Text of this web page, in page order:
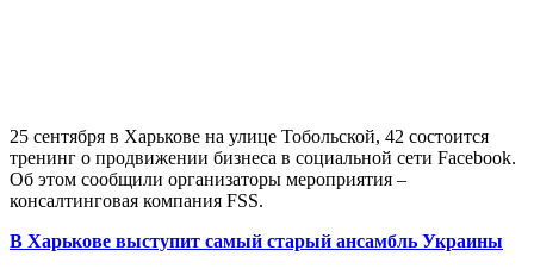
25 сентября в Харькове на улице Тобольской, 42 состоится
тренинг о продвижении бизнеса в социальной сети Facebook.
Об этом сообщили организаторы мероприятия –
консалтинговая компания FSS.
В Харькове выступит самый старый ансамбль Украины